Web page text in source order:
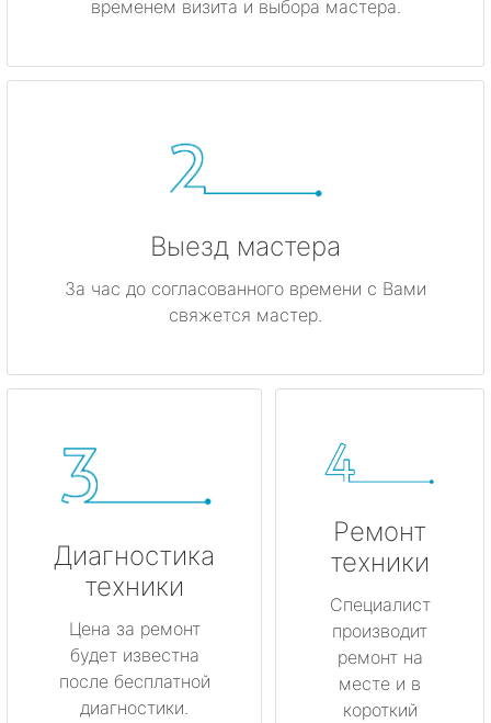
метро Владыкино
метро Динамо
метро Красные ворота
метро Калужская
метро Домодедовская
метро Крылатское
метро Лубянка
метро Котельники
метро Коньково
метро Менделеевская
метро Красногвардейская
временем визита и выбора мастера.
Выезд мастера
За час до согласованного времени с Вами
свяжется мастер.
Диагностика
техники
Цена за ремонт
будет известна
после бесплатной
диагностики.
Ремонт
техники
Специалист
производит
ремонт на
месте и в
короткий